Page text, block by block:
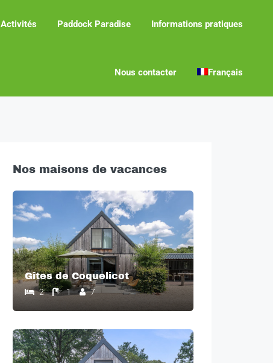
Activités Paddock Paradise Informations pratiques
Nous contacter Français
Nos maisons de vacances
Gîtes de Coquelicot
2 1 7